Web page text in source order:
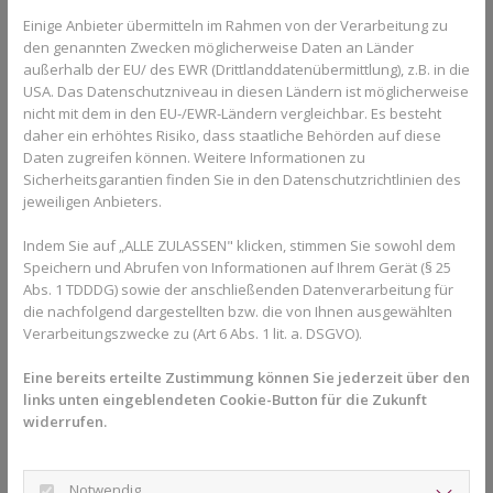
und Knochen stabil sind, kann mit der Zahnkorrektur begonnen
werden. Diese enge Abstimmung schützt vor weiteren
Gewebeverlusten.
Welche Zahnbewegungen sind
realistisch?
Bei starkem Zahnfleischrückgang stehen nicht ästhetische
Feinoptimierungen im Vordergrund, sondern funktionelle
Verbesserungen. Ziel ist es, Fehlbelastungen zu reduzieren,
Zahnachsen zu stabilisieren und den Biss zu harmonisieren.
Große Drehungen oder starke Kippbewegungen werden
vermieden. Stattdessen erfolgen kleine, gezielte Korrekturen, die
eine moderate Verbesserung der Zahnstellung zu einer
deutlichen Reduktion von Druck, Spannung und weiterem
Rückgang.
Vorteile von Alignern in sensiblen
Einige Anbieter übermitteln im Rahmen von der Verarbeitung zu
den genannten Zwecken möglicherweise Daten an Länder
außerhalb der EU/ des EWR (Drittlanddatenübermittlung), z.B. in die
USA. Das Datenschutzniveau in diesen Ländern ist möglicherweise
nicht mit dem in den EU-/EWR-Ländern vergleichbar. Es besteht
daher ein erhöhtes Risiko, dass staatliche Behörden auf diese
Daten zugreifen können. Weitere Informationen zu
Sicherheitsgarantien finden Sie in den Datenschutzrichtlinien des
jeweiligen Anbieters.
Indem Sie auf „ALLE ZULASSEN" klicken, stimmen Sie sowohl dem
Speichern und Abrufen von Informationen auf Ihrem Gerät (§ 25
Abs. 1 TDDDG) sowie der anschließenden Datenverarbeitung für
die nachfolgend dargestellten bzw. die von Ihnen ausgewählten
Verarbeitungszwecke zu (Art 6 Abs. 1 lit. a. DSGVO).
Eine bereits erteilte Zustimmung können Sie jederzeit über den
links unten eingeblendeten Cookie-Button für die Zukunft
widerrufen.